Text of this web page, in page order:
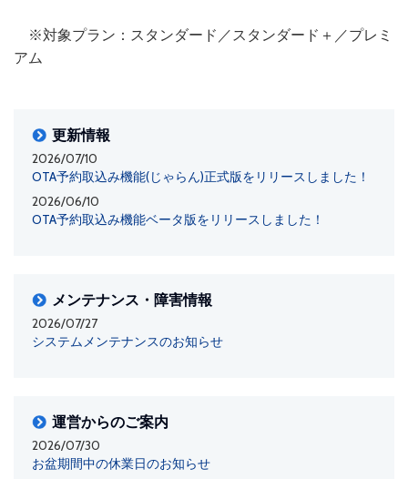
※対象プラン：スタンダード／スタンダード＋／プレミ
アム
更新情報
2026/07/10
OTA予約取込み機能(じゃらん)正式版をリリースしました！
2026/06/10
OTA予約取込み機能ベータ版をリリースしました！
メンテナンス・障害情報
2026/07/27
システムメンテナンスのお知らせ
運営からのご案内
2026/07/30
お盆期間中の休業日のお知らせ